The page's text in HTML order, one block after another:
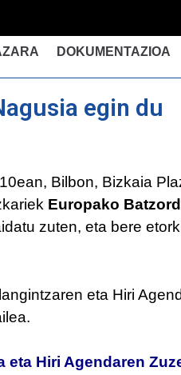
DOKUMENTAZIOA
egin du
Bilbon, Bizkaia
Europako
zuten, eta bere
eta Hiri
Hiri Agendaren